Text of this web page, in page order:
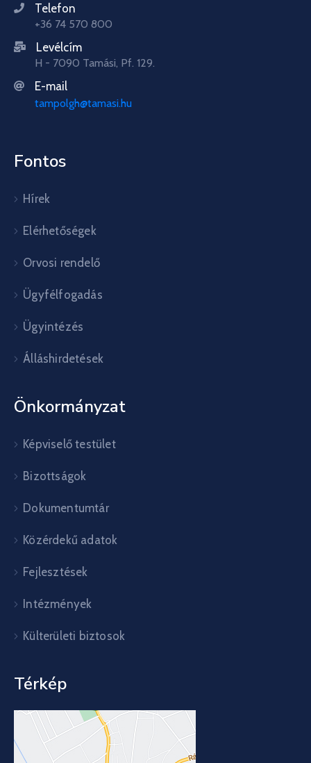
Telefon
+36 74 570 800
Levélcím
H - 7090 Tamási, Pf. 129.
E-mail
tampolgh@tamasi.hu
Fontos
Hírek
Elérhetőségek
Orvosi rendelő
Ügyfélfogadás
Ügyintézés
Álláshirdetések
Önkormányzat
Képviselő testület
Bizottságok
Dokumentumtár
Közérdekű adatok
Fejlesztések
Intézmények
Külterületi biztosok
Térkép